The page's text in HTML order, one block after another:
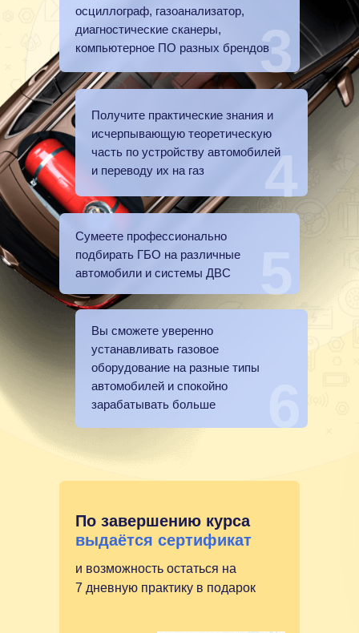
4
3
осциллограф, газоанализатор,
диагностические сканеры,
компьютерное ПО разных брендов
Получите практические знания и
исчерпывающую теоретическую
часть по устройству автомобилей
и переводу их на газ
Сумеете профессионально
подбирать ГБО на различные
автомобили и системы ДВС
Вы сможете уверенно
устанавливать газовое
оборудование на разные типы
автомобилей и спокойно
зарабатывать больше
По завершению курса
выдаётся сертификат
и возможность остаться на
7 дневную практику в подарок